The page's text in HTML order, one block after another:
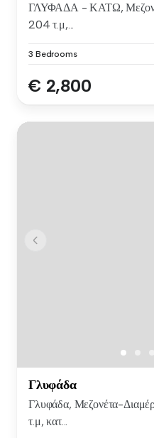
ΓΛΥΦΑΔΑ - ΚΑΤΩ,
204 τ.μ,...
3 Bedrooms
€ 2,800
Γλυφάδα
Γλυφάδα, Μεζονέτα-
τ.μ, κατ...